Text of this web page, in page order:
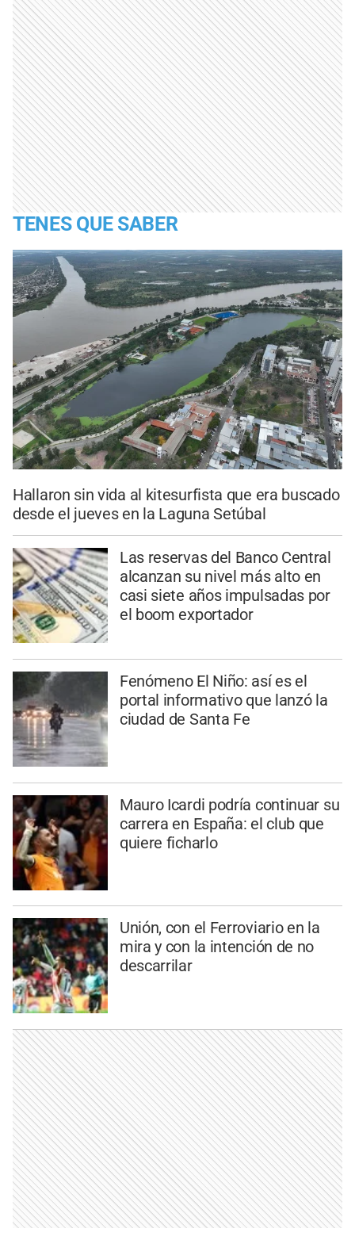
TENES QUE SABER
Hallaron sin vida al kitesurfista que era buscado
desde el jueves en la Laguna Setúbal
Las reservas del Banco Central
alcanzan su nivel más alto en
casi siete años impulsadas por
el boom exportador
Fenómeno El Niño: así es el
portal informativo que lanzó la
ciudad de Santa Fe
Mauro Icardi podría continuar su
carrera en España: el club que
quiere ficharlo
Unión, con el Ferroviario en la
mira y con la intención de no
descarrilar